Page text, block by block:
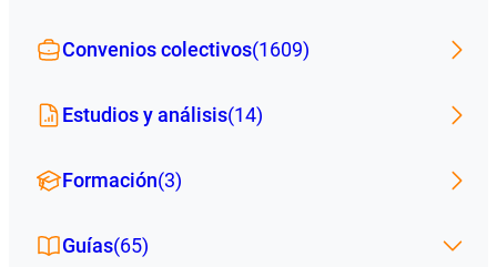
Convenios colectivos(1609)
Estudios y análisis(14)
Formación(3)
Guías(65)